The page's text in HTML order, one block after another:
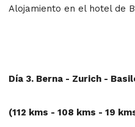
Alojamiento en el hotel de
Día 3. Berna - Zurich -
(112 kms - 108 kms - 19